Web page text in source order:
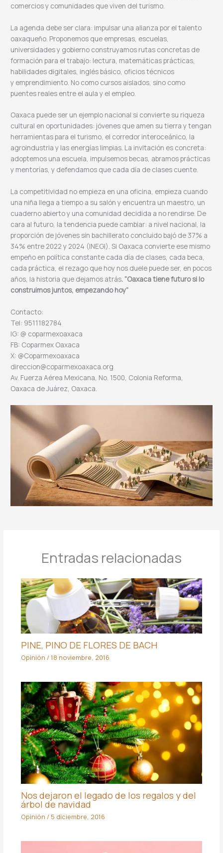
comercios y comunidades que viven del turismo.
La agenda debe ser clara: impulsar una alianza por el talento
oaxaqueño. Proponemos que empresas, escuelas,
universidades y gobierno construyamos rutas concretas de
formación para el trabajo: lectura, matemáticas prácticas,
habilidades digitales, inglés básico, oficios técnicos
y emprendimiento. No como cursos aislados, sino como
puentes reales entre el aula y el empleo.
Oaxaca puede ser un ejemplo nacional si convierte su riqueza
cultural en oportunidades: jóvenes que amen su tierra y tengan
herramientas para el turismo, el corredor interoceánico, la
agroindustria y las energías limpias. La invitación es concreta:
adoptemos una escuela, impulsemos becas, abramos prácticas
y mentorías, y defendamos que cada día de clases cuente.
La competitividad no empieza en una oficina, empieza cuando
una niña llega a tiempo a su salón y encuentra un maestro, un
cuaderno abierto y una comunidad decidida a no rendirse. De
cara al futuro, la tendencia puede cambiar: a nivel nacional, la
proporción de jóvenes sin bachillerato concluido bajó de 37% a
34% entre 2022 y 2024 (INEGI). Si Oaxaca convierte ese mismo
empeño en política constante cada día de clases, cada beca,
cada práctica, el rezago que hoy nos duele puede ser, en pocos
años, la historia que dejamos atrás. “Oaxaca tiene futuro si lo
construimos juntos, empezando hoy”
Contacto:
Tel: 9511182784
IG: @ coparmexoaxaca
FB: Coparmex Oaxaca
X: @Coparmexoaxaca
direccion@coparmexoaxaca.org
Av. Fuerza Aérea Mexicana, No. 1500, Colonia Reforma,
Oaxaca de Juárez, Oaxaca.
Entradas relacionadas
PINE, PINO DE FLORES DE BACH
Opinión / 18 noviembre, 2016
Nos dejaron el legado de los regalos y del
árbol de navidad
Opinión / 5 diciembre, 2016